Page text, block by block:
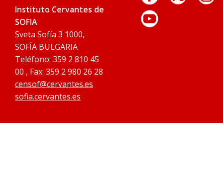
Instituto Cervantes de
SOFIA
Sveta Sofía 3 1000,
SOFÍA BULGARIA
Teléfono: 359 2 810 45
00 , Fax: 359 2 980 26 28
censof@cervantes.es
sofia.cervantes.es